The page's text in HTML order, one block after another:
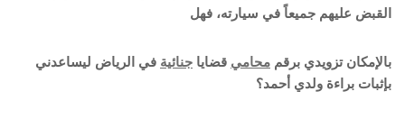
القبض عليهم جميعاً في سيارته، فهل
بالإمكان تزويدي برقم محامي قضايا جنائية في الرياض ليساعدني
بإثبات براءة ولدي أحمد؟